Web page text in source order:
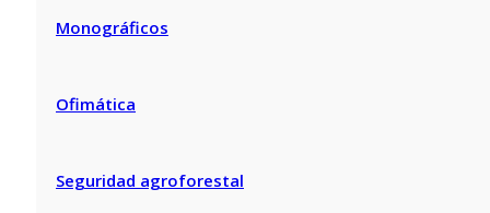
Monográficos
Ofimática
Seguridad agroforestal